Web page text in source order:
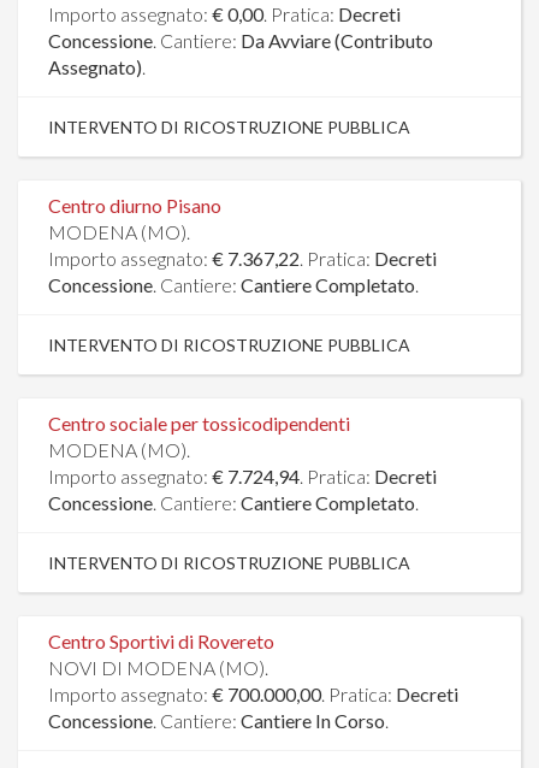
Importo assegnato: € 0,00. Pratica: Decreti
Concessione. Cantiere: Da Avviare (Contributo
Assegnato).
INTERVENTO DI RICOSTRUZIONE PUBBLICA
Centro diurno Pisano
MODENA (MO).
Importo assegnato: € 7.367,22. Pratica: Decreti
Concessione. Cantiere: Cantiere Completato.
INTERVENTO DI RICOSTRUZIONE PUBBLICA
Centro sociale per tossicodipendenti
MODENA (MO).
Importo assegnato: € 7.724,94. Pratica: Decreti
Concessione. Cantiere: Cantiere Completato.
INTERVENTO DI RICOSTRUZIONE PUBBLICA
Centro Sportivi di Rovereto
NOVI DI MODENA (MO).
Importo assegnato: € 700.000,00. Pratica: Decreti
Concessione. Cantiere: Cantiere In Corso.